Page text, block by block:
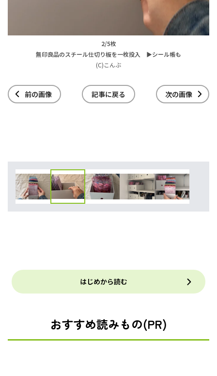
2/5枚
無印良品のスチール仕切り板を一枚投入 ▶シール帳も
(C)こんぶ
前の画像 記事に戻る 次の画像
はじめから読む
おすすめ読みもの(PR)